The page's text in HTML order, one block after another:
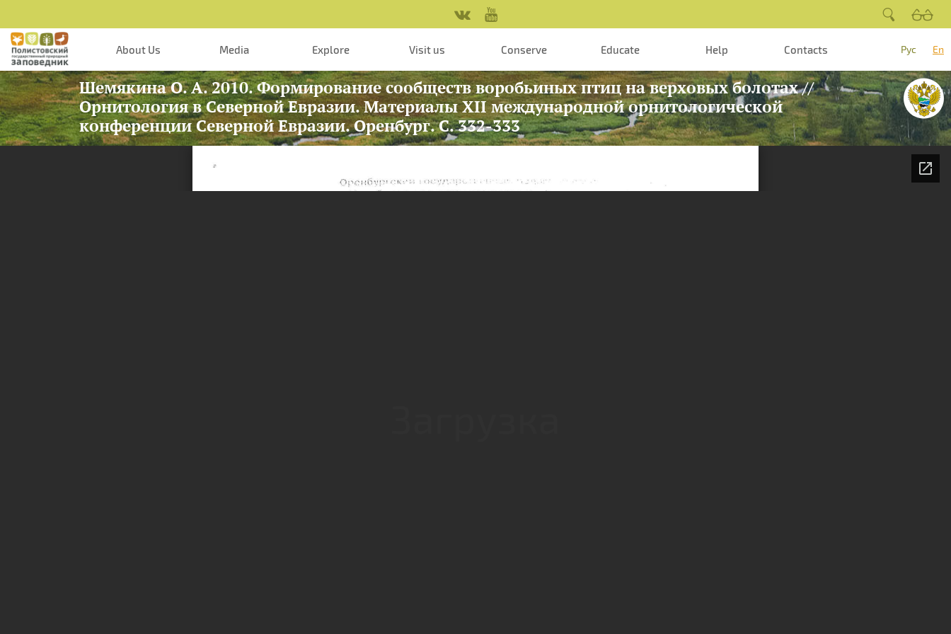
About Us Media Explore Visit us Conserve Educate Help Contacts Рус En
Шемякина О. А. 2010. Формирование сообществ воробьиных птиц на верховых болотах //
Орнитология в Северной Евразии. Материалы XII международной орнитологической
конференции Северной Евразии. Оренбург. С. 332-333